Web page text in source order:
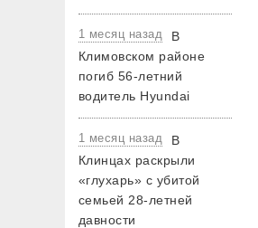
1 месяц назад
В
Климовском районе
погиб 56-летний
водитель Hyundai
1 месяц назад
В
Клинцах раскрыли
«глухарь» с убитой
семьей 28-летней
давности